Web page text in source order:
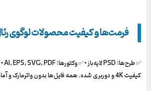
فرمت‌ها و کیفیت محصولات لوگوی
کیفیت 4K و دوربری شده. همه فایل‌ها بدون واترمارک و آماده دانلود فوری.